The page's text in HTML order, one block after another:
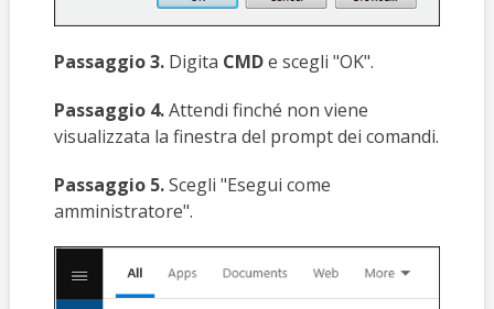
Passaggio 3.Digita CMDe scegli "OK".
Passaggio 4.Attendi finché non viene
visualizzata la finestra del prompt dei comandi.
Passaggio 5.Scegli "Esegui come
amministratore".